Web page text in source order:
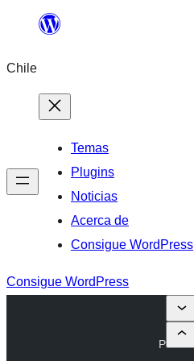
Saltar
contenido
Chile
Temas
Plugins
Noticias
Acerca de
Consigue WordPress
Consigue WordPress
P